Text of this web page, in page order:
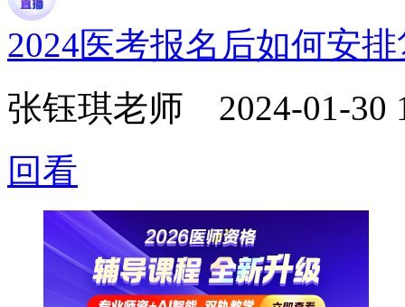
2024医考报名后如何安
张钰琪老师 2024-01-30
回看